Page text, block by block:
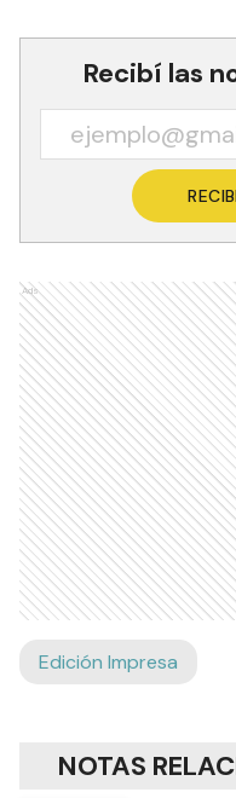
Recibí las
Ads
Edición Impresa
NOTAS